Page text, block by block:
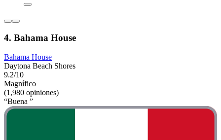
4. Bahama House
Bahama House
Daytona Beach Shores
9.2/10
Magnífico
(1,980 opiniones)
“Buena ”